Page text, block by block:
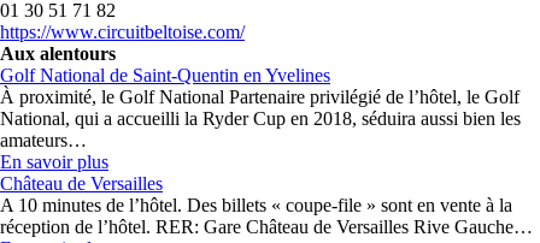
01 30 51 71 82
https://www.circuitbeltoise.com/
Aux alentours
Golf National de Saint-Quentin en Yvelines
À proximité, le Golf National Partenaire privilégié de l’hôtel, le Golf
National, qui a accueilli la Ryder Cup en 2018, séduira aussi bien les
amateurs…
En savoir plus
Château de Versailles
A 10 minutes de l’hôtel. Des billets « coupe-file » sont en vente à la
réception de l’hôtel. RER: Gare Château de Versailles Rive Gauche…